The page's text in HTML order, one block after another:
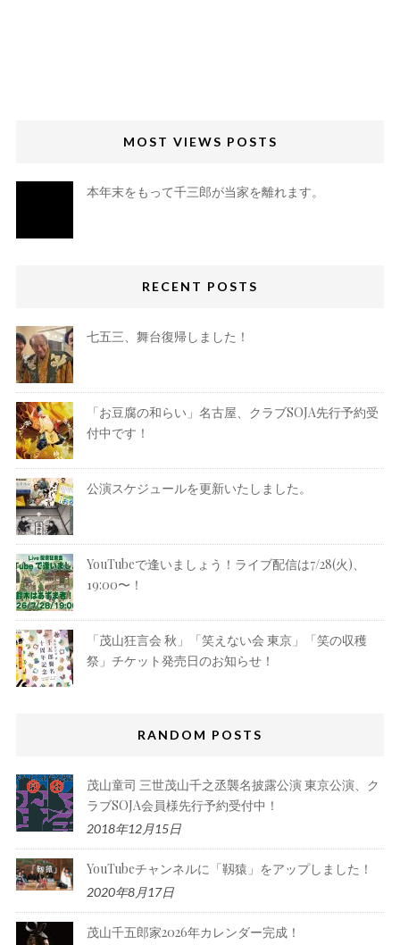
MOST VIEWS POSTS
本年末をもって千三郎が当家を離れます。
RECENT POSTS
七五三、舞台復帰しました！
「お豆腐の和らい」名古屋、クラブSOJA先行予約受
付中です！
公演スケジュールを更新いたしました。
YouTubeで逢いましょう！ライブ配信は7/28(火)、
19:00〜！
「茂山狂言会 秋」「笑えない会 東京」「笑の収穫
祭」チケット発売日のお知らせ！
RANDOM POSTS
茂山童司 三世茂山千之丞襲名披露公演 東京公演、ク
ラブSOJA会員様先行予約受付中！
2018年12月15日
YouTubeチャンネルに「靱猿」をアップしました！
2020年8月17日
茂山千五郎家2026年カレンダー完成！